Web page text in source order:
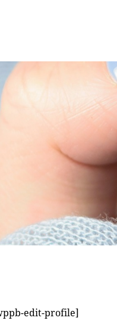
edit-profile]